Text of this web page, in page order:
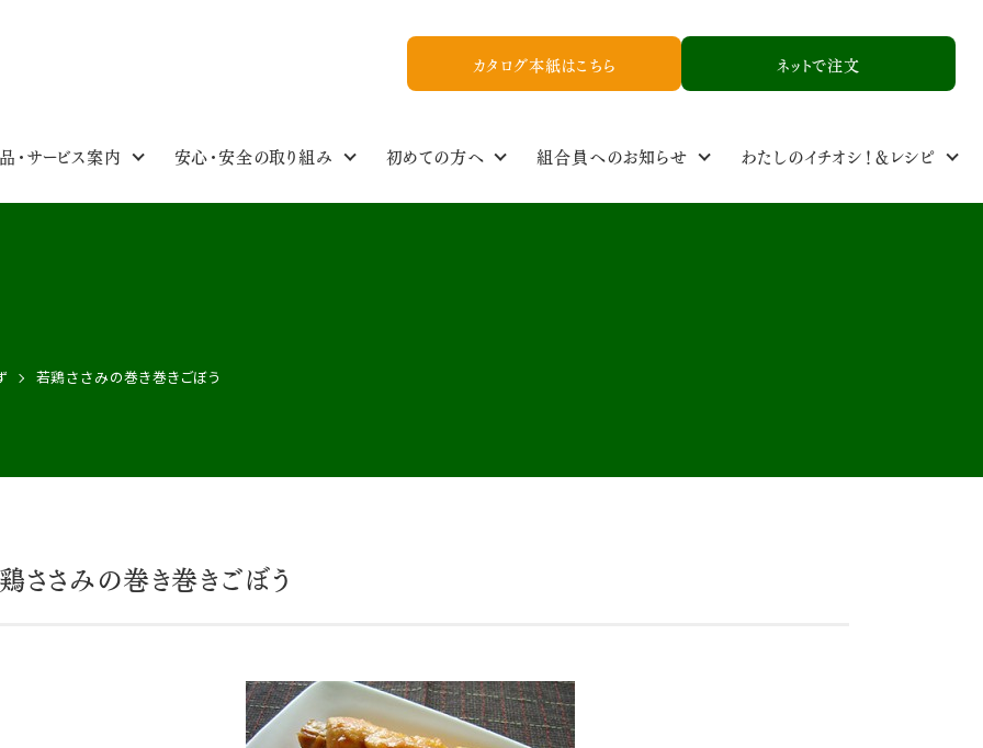
カタログ本紙はこちら ネットで注文
・サービス案内 安心・安全の取り組み 初めての方へ 組合員へのお知らせ わたしのイチオシ！＆レシピ
若鶏ささみの巻き巻きごぼう
ささみの巻き巻きごぼう